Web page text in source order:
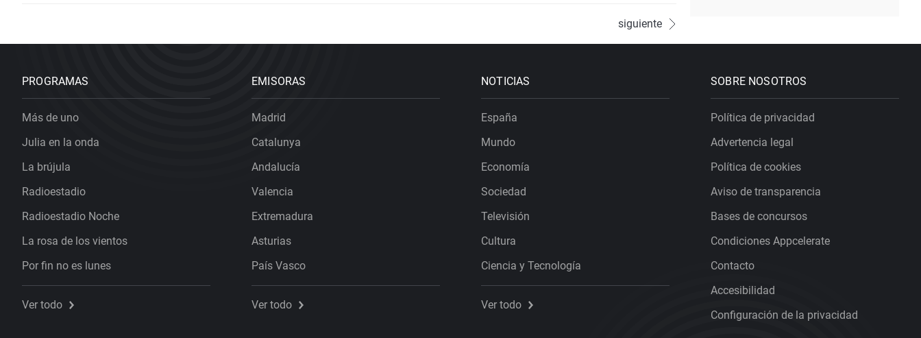
siguiente
PROGRAMAS
Más de uno
Julia en la onda
La brújula
Radioestadio
Radioestadio Noche
La rosa de los vientos
Por fin no es lunes
Ver todo
EMISORAS
Madrid
Catalunya
Andalucía
Valencia
Extremadura
Asturias
País Vasco
Ver todo
NOTICIAS
España
Mundo
Economía
Sociedad
Televisión
Cultura
Ciencia y Tecnología
Ver todo
SOBRE NOSOTROS
Política de privacidad
Advertencia legal
Política de cookies
Aviso de transparencia
Bases de concursos
Condiciones Appcelerate
Contacto
Accesibilidad
Configuración de la privacidad